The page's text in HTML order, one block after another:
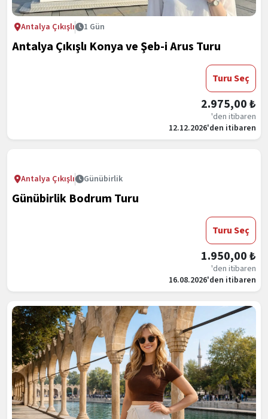
Antalya Çıkışlı 1 Gün
Antalya Çıkışlı Konya ve Şeb-i Arus Turu
12.12.2026'den itibaren
2.975,00 ₺
'den itibaren
Turu Seç
Antalya Çıkışlı Günübirlik
Günübirlik Bodrum Turu
16.08.2026'den itibaren
1.950,00 ₺
'den itibaren
Turu Seç